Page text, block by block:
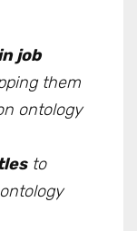
job
them
ontology
to